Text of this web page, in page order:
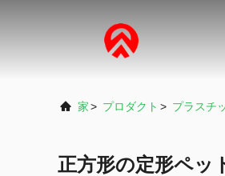
家> プロダクト > プラスチ
正方形の定形ペッ